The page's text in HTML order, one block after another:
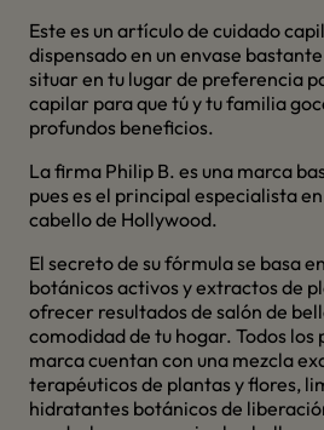
Este es un artículo de cuidado
dispensado en un envase
situar en tu lugar de preferencia
capilar para que tú y tu familia
profundos beneficios.
La firma Philip B. es una marca
pues es el principal especialista
cabello de Hollywood.
El secreto de su fórmula se basa
botánicos activos y extractos de
ofrecer resultados de salón de
comodidad de tu hogar. Todos los
marca cuentan con una mezcla
terapéuticos de plantas y flores,
hidratantes botánicos de